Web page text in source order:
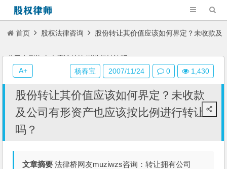
首页 股权法律咨询 股份转让其价值应该如何界定？未收款及
公司有形资产也应该按比例进行转让吗？
股份转让其价值应该如何界定？未收款
及公司有形资产也应该按比例进行转让
吗？
文章摘要 法律桥网友muziwzs咨询：转让拥有公司
杨春宝 2007/11/24 0 1,430
A+